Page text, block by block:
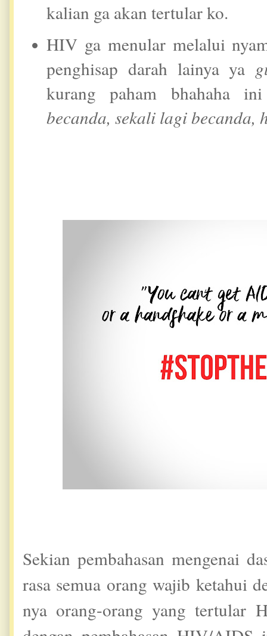
kalian ga akan tertular ko.
HIV ga menular melalui
penghisap darah lainya ya
kurang paham bhahaha
becanda, sekali lagi becanda,
Sekian pembahasan mengenai
rasa semua orang wajib ketahui
nya orang-orang yang tertular